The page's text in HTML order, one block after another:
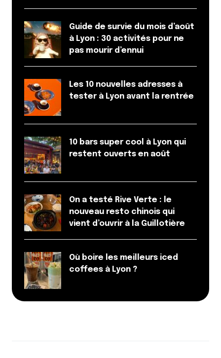
Guide de survie du mois d’août
à Lyon : 30 activités pour ne
pas mourir d’ennui
Les 10 nouvelles adresses à
tester à Lyon avant la rentrée
10 bars super cool à Lyon qui
restent ouverts en août
On a testé Rive Verte : le
nouveau resto chinois qui
vient d’ouvrir à la Guillotière
Où boire les meilleurs iced
coffees à Lyon ?